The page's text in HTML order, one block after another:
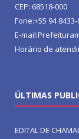
CEP: 68518-000
Fone:+55 94
E-
Horário de
ÚLTIMAS
EDITAL DE